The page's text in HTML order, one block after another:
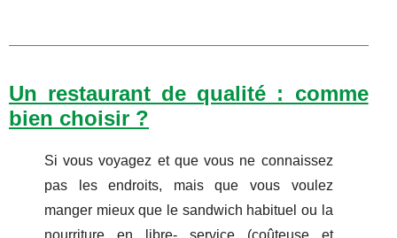
Un restaurant de qualité : comme
bien choisir ?
Si vous voyagez et que vous ne connaissez
pas les endroits, mais que vous voulez
manger mieux que le sandwich habituel ou la
nourriture en libre- service (coûteuse et